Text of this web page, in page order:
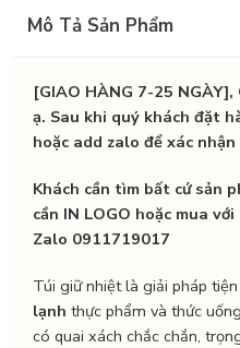
Mô Tả Sản Phẩm
[GIAO HÀNG 7-25
ạ. Sau khi quý khách đặt
hoặc add zalo để xác
Khách cần tìm bất cứ sản
cần IN LOGO hoặc mua
Zalo 0911719017
Túi giữ nhiệt là giải pháp
lạnh thực phẩm và thức
có quai xách chắc chắn,